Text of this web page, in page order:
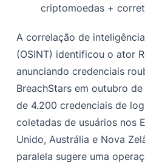
criptomoedas +
A correlação de
(OSINT) identificou o ator
anunciando credenciais
BreachStars em outubro
de 4.200 credenciais de
coletadas de usuários nos
Unido, Austrália e Nova
paralela sugere uma